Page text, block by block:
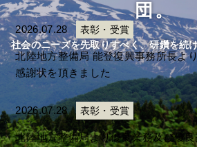
て、
人・自然・環境・街との調和と未来の自
います。
詳細はこちら
す。
ご応募をお待ちしております。
詳細はこちら
団。
社会のニーズを先取りすべく、研鑽を続
2026.07.28 表彰・受賞
北陸地方整備局 能登復興事務所長より
感謝状を頂きました
2026.07.28 表彰・受賞
北陸地方整備局より優良業務及び優